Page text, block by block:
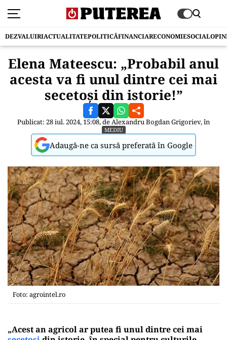
DEZVALUIRIACTUALITATEPOLITICĂFINANCIARECONOMIESOCIAL
Elena Mateescu: „Probabil anul
acesta va fi unul dintre cei mai
secetoși din istorie!”
Publicat: 28 iul. 2024, 15:08, deAlexandru Bogdan Grigoriev, în
MEDIU
Adaugă-ne ca sursă preferată în Google
Foto: agrointel.ro
„Acest an agricol ar putea fi unul dintre cei mai